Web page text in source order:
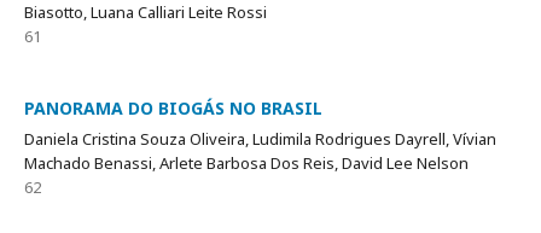
Biasotto, Luana Calliari Leite Rossi
61
PANORAMA DO BIOGÁS NO BRASIL
Daniela Cristina Souza Oliveira, Ludimila Rodrigues Dayrell, Vívian
Machado Benassi, Arlete Barbosa Dos Reis, David Lee Nelson
62